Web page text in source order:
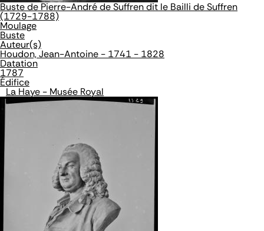
Buste de Pierre-André de Suffren dit le Bailli de Suffren
(1729-1788)
Moulage
Buste
Auteur(s)
Houdon, Jean-Antoine - 1741 - 1828
Datation
1787
Édifice
La Haye - Musée Royal